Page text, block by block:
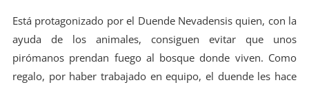
Está protagonizado por el Duende Nevadensis quien, con la
ayuda de los animales, consiguen evitar que unos
pirómanos prendan fuego al bosque donde viven. Como
regalo, por haber trabajado en equipo, el duende les hace